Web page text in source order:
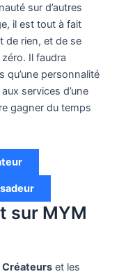
sur d’autres
il est tout à fait
de rien, et de se
Il faudra
qu’une personnalité
services d’une
gagner du temps
sur MYM
Créateurset les